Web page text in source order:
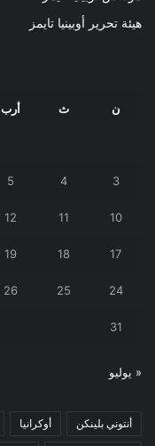
هيئة تحرير أوبينيا تايمز
ن ث أرب
3
4
5
10
11
12
17
18
19
24
25
26
31
« يوليو
أنتوني بلينكن أوكرانيا